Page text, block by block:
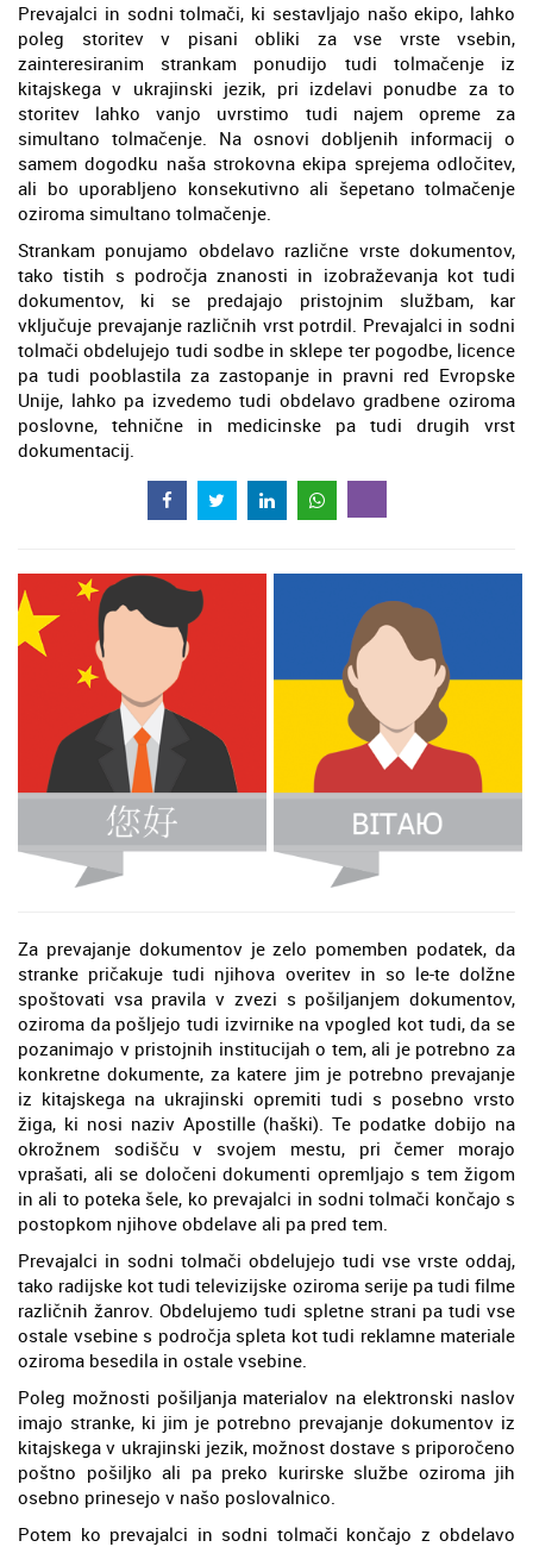
Prevajalci in sodni tolmači, ki sestavljajo našo ekipo, lahko
poleg storitev v pisani obliki za vse vrste vsebin,
zainteresiranim strankam ponudijo tudi tolmačenje iz
kitajskega v ukrajinski jezik, pri izdelavi ponudbe za to
storitev lahko vanjo uvrstimo tudi najem opreme za
simultano tolmačenje. Na osnovi dobljenih informacij o
samem dogodku naša strokovna ekipa sprejema odločitev,
ali bo uporabljeno konsekutivno ali šepetano tolmačenje
oziroma simultano tolmačenje.
Strankam ponujamo obdelavo različne vrste dokumentov,
tako tistih s področja znanosti in izobraževanja kot tudi
dokumentov, ki se predajajo pristojnim službam, kar
vključuje prevajanje različnih vrst potrdil. Prevajalci in sodni
tolmači obdelujejo tudi sodbe in sklepe ter pogodbe, licence
pa tudi pooblastila za zastopanje in pravni red Evropske
Unije, lahko pa izvedemo tudi obdelavo gradbene oziroma
poslovne, tehnične in medicinske pa tudi drugih vrst
dokumentacij.
Za prevajanje dokumentov je zelo pomemben podatek, da
stranke pričakuje tudi njihova overitev in so le-te dolžne
spoštovati vsa pravila v zvezi s pošiljanjem dokumentov,
oziroma da pošljejo tudi izvirnike na vpogled kot tudi, da se
pozanimajo v pristojnih institucijah o tem, ali je potrebno za
konkretne dokumente, za katere jim je potrebno prevajanje
iz kitajskega na ukrajinski opremiti tudi s posebno vrsto
žiga, ki nosi naziv Apostille (haški). Te podatke dobijo na
okrožnem sodišču v svojem mestu, pri čemer morajo
vprašati, ali se določeni dokumenti opremljajo s tem žigom
in ali to poteka šele, ko prevajalci in sodni tolmači končajo s
postopkom njihove obdelave ali pa pred tem.
Prevajalci in sodni tolmači obdelujejo tudi vse vrste oddaj,
tako radijske kot tudi televizijske oziroma serije pa tudi filme
različnih žanrov. Obdelujemo tudi spletne strani pa tudi vse
ostale vsebine s področja spleta kot tudi reklamne materiale
oziroma besedila in ostale vsebine.
Poleg možnosti pošiljanja materialov na elektronski naslov
imajo stranke, ki jim je potrebno prevajanje dokumentov iz
kitajskega v ukrajinski jezik, možnost dostave s priporočeno
poštno pošiljko ali pa preko kurirske službe oziroma jih
osebno prinesejo v našo poslovalnico.
Potem ko prevajalci in sodni tolmači končajo z obdelavo